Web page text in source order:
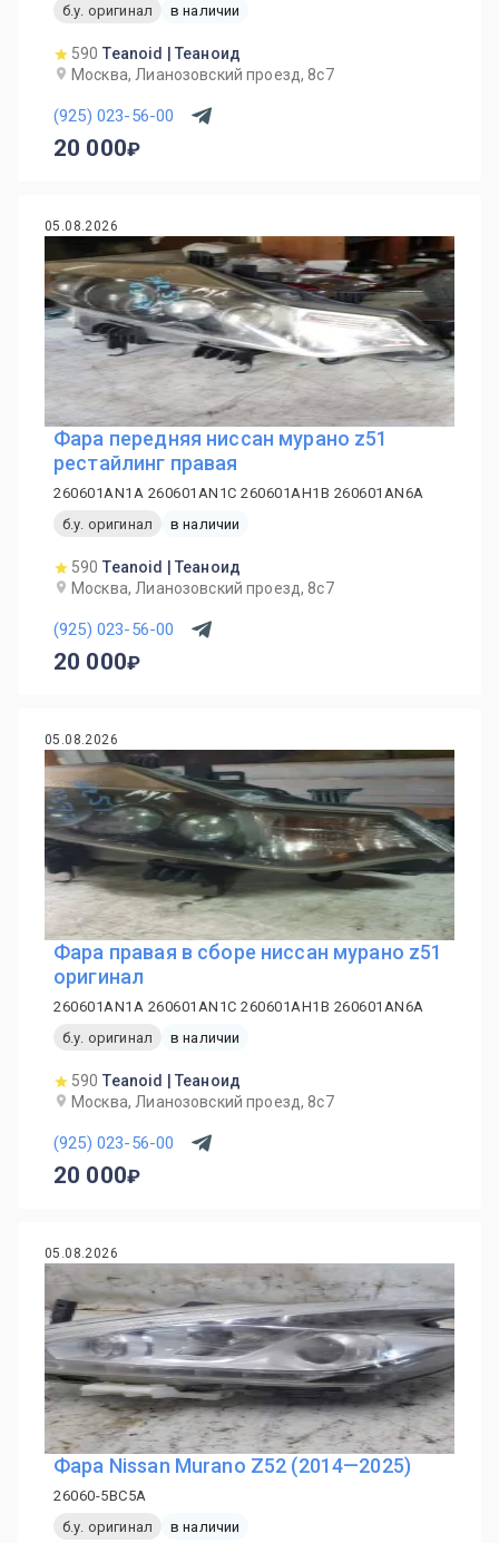
б.у. оригинал
в наличии
590 Teanoid | Теаноид
Москва, Лианозовский проезд, 8с7
(925) 023-56-00
20 000
05.08.2026
Фара передняя ниссан мурано z51
рестайлинг правая
260601AN1A 260601AN1C 260601AH1B 260601AN6A
б.у. оригинал
в наличии
590 Teanoid | Теаноид
Москва, Лианозовский проезд, 8с7
(925) 023-56-00
20 000
05.08.2026
Фара правая в сборе ниссан мурано z51
оригинал
260601AN1A 260601AN1C 260601AH1B 260601AN6A
б.у. оригинал
в наличии
590 Teanoid | Теаноид
Москва, Лианозовский проезд, 8с7
(925) 023-56-00
20 000
05.08.2026
Фара Nissan Murano Z52 (2014—2025)
26060-5BC5A
б.у. оригинал
в наличии